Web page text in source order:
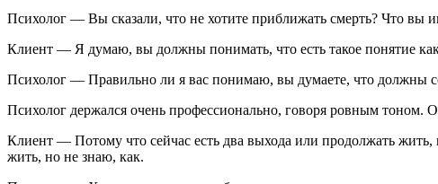
Психолог — Вы сказали, что не хотите приближать смерть? Что вы
Клиент — Я думаю, вы должны понимать, что есть такое понятие
Психолог — Правильно ли я вас понимаю, вы думаете, что должны
Психолог держался очень профессионально, говоря ровным тоном.
Клиент — Потому что сейчас есть два выхода или продолжать
жить, но не знаю, как.